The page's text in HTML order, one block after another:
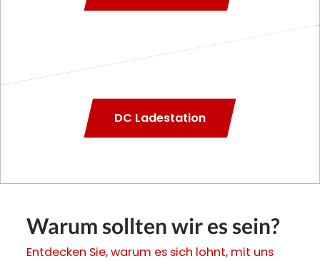
DC Ladestation
Warum sollten wir es sein?
Entdecken Sie, warum es sich lohnt, mit uns